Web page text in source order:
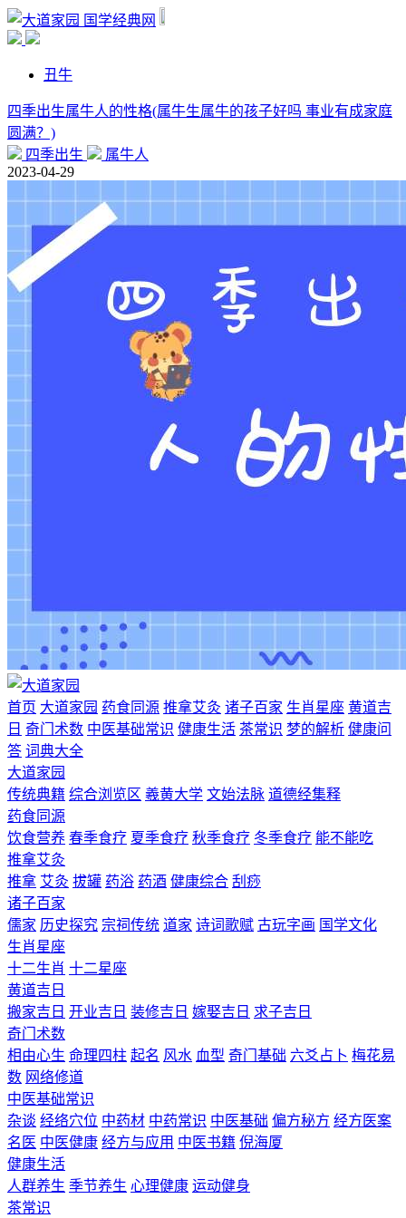
国学经典网
丑牛
四季出生属牛人的性格(属牛生属牛的孩子好吗 事业有成家庭
圆满？)
四季出生
属牛人
2023-04-29
首页 大道家园 药食同源 推拿艾灸 诸子百家 生肖星座 黄道吉
日 奇门术数 中医基础常识 健康生活 茶常识 梦的解析 健康问
答 词典大全
大道家园
传统典籍 综合浏览区 羲黄大学 文始法脉 道德经集释
药食同源
饮食营养 春季食疗 夏季食疗 秋季食疗 冬季食疗 能不能吃
推拿艾灸
推拿 艾灸 拔罐 药浴 药酒 健康综合 刮痧
诸子百家
儒家 历史探究 宗祠传统 道家 诗词歌赋 古玩字画 国学文化
生肖星座
十二生肖 十二星座
黄道吉日
搬家吉日 开业吉日 装修吉日 嫁娶吉日 求子吉日
奇门术数
相由心生 命理四柱 起名 风水 血型 奇门基础 六爻占卜 梅花易
数 网络修道
中医基础常识
杂谈 经络穴位 中药材 中药常识 中医基础 偏方秘方 经方医案
名医 中医健康 经方与应用 中医书籍 倪海厦
健康生活
人群养生 季节养生 心理健康 运动健身
茶常识